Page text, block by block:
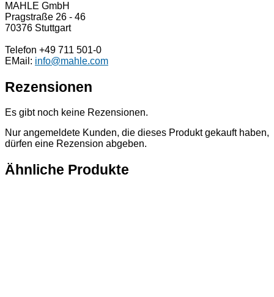
MAHLE GmbH
Pragstraße 26 - 46
70376 Stuttgart
Telefon +49 711 501-0
EMail: info@mahle.com
Rezensionen
Es gibt noch keine Rezensionen.
Nur angemeldete Kunden, die dieses Produkt gekauft haben,
dürfen eine Rezension abgeben.
Ähnliche Produkte